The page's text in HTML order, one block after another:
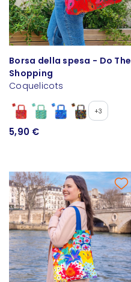
Borsa della spesa - Do The
Shopping
Coquelicots
+3
5,90 €